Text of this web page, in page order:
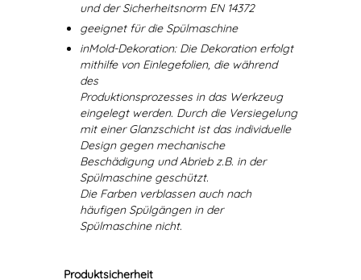
und der Sicherheitsnorm EN 14372
geeignet für die Spülmaschine
inMold-Dekoration: Die Dekoration erfolgt
mithilfe von Einlegefolien, die während
des
Produktionsprozesses in das Werkzeug
eingelegt werden. Durch die Versiegelung
mit einer Glanzschicht ist das individuelle
Design gegen mechanische
Beschädigung und Abrieb z.B. in der
Spülmaschine geschützt.
Die Farben verblassen auch nach
häufigen Spülgängen in der
Spülmaschine nicht.
Produktsicherheit